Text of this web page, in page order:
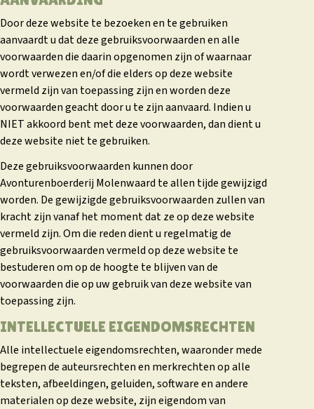
Door deze website te bezoeken en te gebruiken
aanvaardt u dat deze gebruiksvoorwaarden en alle
voorwaarden die daarin opgenomen zijn of waarnaar
wordt verwezen en/of die elders op deze website
vermeld zijn van toepassing zijn en worden deze
voorwaarden geacht door u te zijn aanvaard. Indien u
NIET akkoord bent met deze voorwaarden, dan dient u
deze website niet te gebruiken.
Deze gebruiksvoorwaarden kunnen door
Avonturenboerderij Molenwaard te allen tijde gewijzigd
worden. De gewijzigde gebruiksvoorwaarden zullen van
kracht zijn vanaf het moment dat ze op deze website
vermeld zijn. Om die reden dient u regelmatig de
gebruiksvoorwaarden vermeld op deze website te
bestuderen om op de hoogte te blijven van de
voorwaarden die op uw gebruik van deze website van
toepassing zijn.
INTELLECTUELE EIGENDOMSRECHTEN
Alle intellectuele eigendomsrechten, waaronder mede
begrepen de auteursrechten en merkrechten op alle
teksten, afbeeldingen, geluiden, software en andere
materialen op deze website, zijn eigendom van